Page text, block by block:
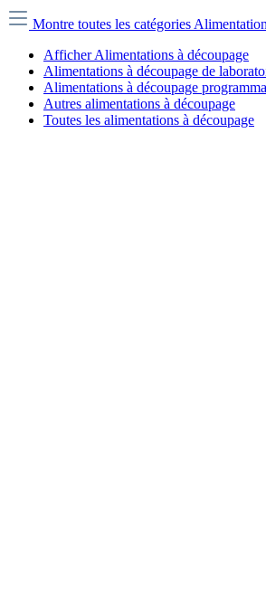
Montre toutes les catégories
Afficher Alimentations à découpage
Alimentations à découpage de
Alimentations à découpage
Autres alimentations à découpage
Toutes les alimentations à découpage